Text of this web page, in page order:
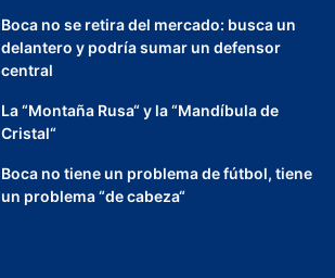
Boca no se retira del mercado: busca un
delantero y podría sumar un defensor
central
La “Montaña Rusa“ y la “Mandíbula de
Cristal“
Boca no tiene un problema de fútbol, tiene
un problema “de cabeza“